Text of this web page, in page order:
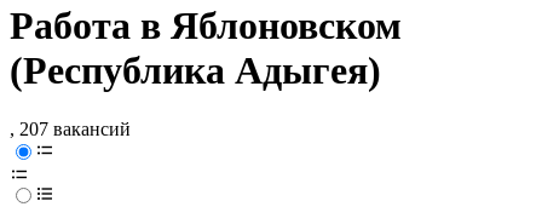
Работа в Яблоновском
(Республика Адыгея)
, 207 вакансий